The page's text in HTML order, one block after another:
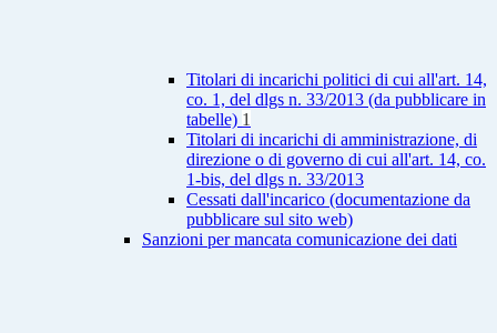
Titolari di incarichi politici di cui all'art. 14,
co. 1, del dlgs n. 33/2013 (da pubblicare in
tabelle) 1
Titolari di incarichi di amministrazione, di
direzione o di governo di cui all'art. 14, co.
1-bis, del dlgs n. 33/2013
Cessati dall'incarico (documentazione da
pubblicare sul sito web)
Sanzioni per mancata comunicazione dei dati